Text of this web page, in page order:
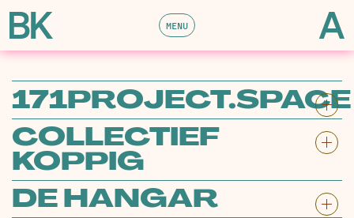
MENU
171PROJECT.SPACE
COLLECTIEF
KOPPIG
DE HANGAR